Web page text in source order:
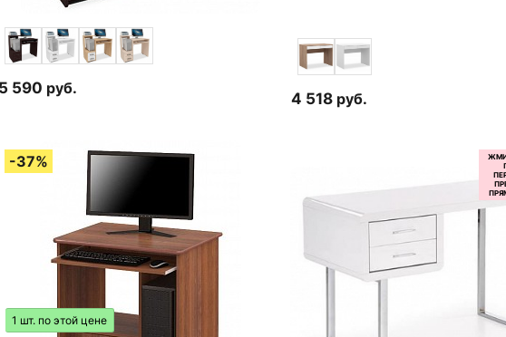
5 590 руб.
4 518 руб.
1 шт. по этой цене